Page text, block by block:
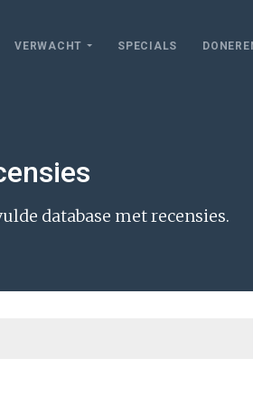
VERWACHT SPECIALS
database met recensies.